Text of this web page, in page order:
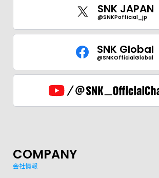
SNK JAPAN
@SNKPofficial_jp
SNK Global
@SNKOfficialGlobal
COMPANY
会社情報